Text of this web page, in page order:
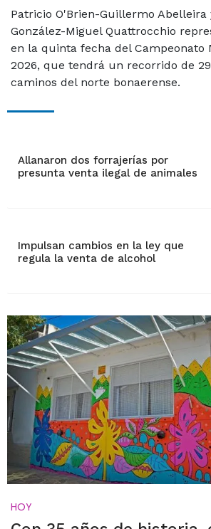
Patricio O'Brien-Guillermo Abelleira
González-Miguel Quattrocchio
en la quinta fecha del Campeonato
2026, que tendrá un recorrido de
caminos del norte bonaerense.
Allanaron dos forrajerías por
presunta venta ilegal de animales
Impulsan cambios en la ley que
regula la venta de alcohol
HOY